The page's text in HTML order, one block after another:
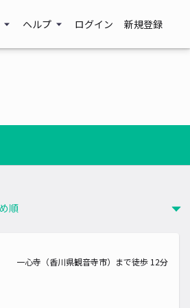
ヘルプ ログイン 新規登録
一心寺（香川県観音寺市）まで徒歩 12分